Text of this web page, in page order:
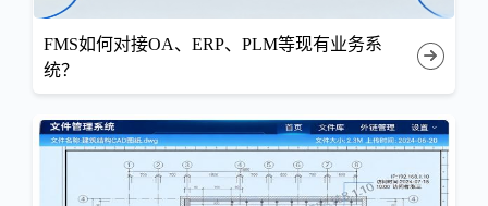
FMS如何对接OA、ERP、PLM等现有业务系
统？